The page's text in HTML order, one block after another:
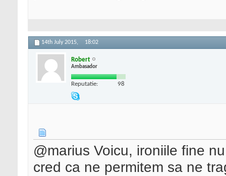
14th July 2015, 18:02
Robert
Ambasador
Reputatie: 98
@marius Voicu, ironiile fine
cred ca ne permitem sa ne